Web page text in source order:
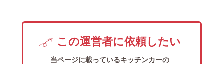
この運営者に依頼したい
当ページに載っているキッチンカーの